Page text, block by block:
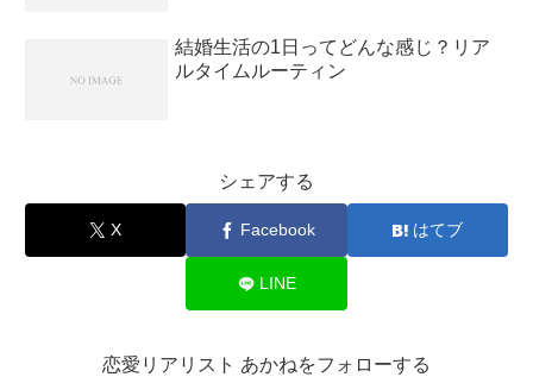
結婚生活の1日ってどんな感じ？リア
ルタイムルーティン
シェアする
X Facebook はてブ
LINE
恋愛リアリスト あかねをフォローする